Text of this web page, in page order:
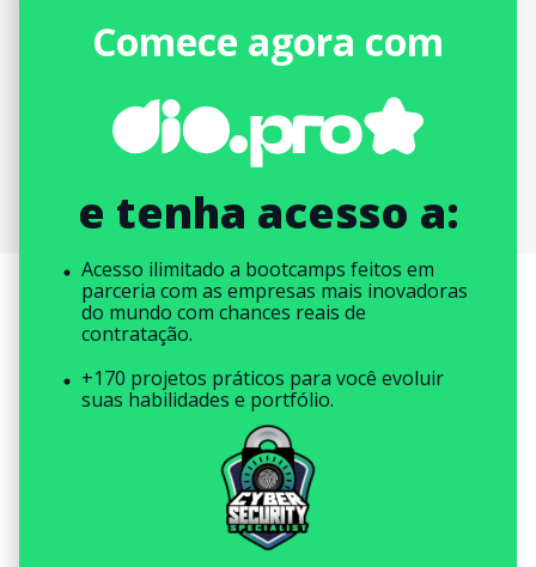
Comece agora com
e tenha acesso a:
Acesso ilimitado a bootcamps feitos em
parceria com as empresas mais inovadoras
do mundo com chances reais de
contratação.
+170 projetos práticos para você evoluir
suas habilidades e portfólio.